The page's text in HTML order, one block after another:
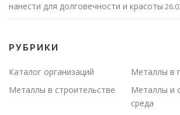
нанести для долговечности и красоты
РУБРИКИ
Каталог организаций
Металлы в
Металлы в строительстве
Металлы и
среда